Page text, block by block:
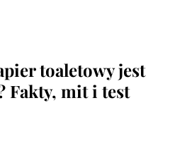
toaletowy jest
Fakty, mit i test